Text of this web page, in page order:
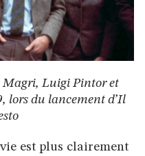
Magri, Luigi Pintor et
lors du lancement d’Il
est plus clairement